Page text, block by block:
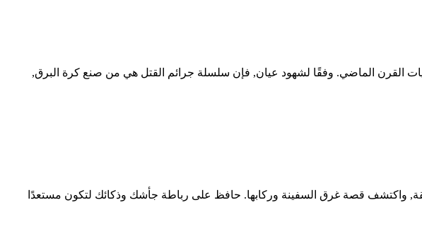
في خمسينيات القرن الماضي. وفقًا لشهود عيان, فإن سلسلة جرائم القتل هي من صنع كرة البرق,
واكتشف قصة غرق السفينة وركابها. حافظ على رباطة جأشك وذكائك لتكون مستعدًا